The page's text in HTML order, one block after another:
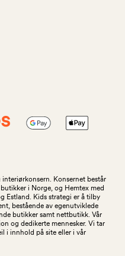
Konsernet består
i Norge, og Hemtex med
Estland. Kids strategi er å tilby
bestående av egenutviklede
butikker samt nettbutikk. Vår
og dedikerte mennesker. Vi tar
i innhold på site eller i vår